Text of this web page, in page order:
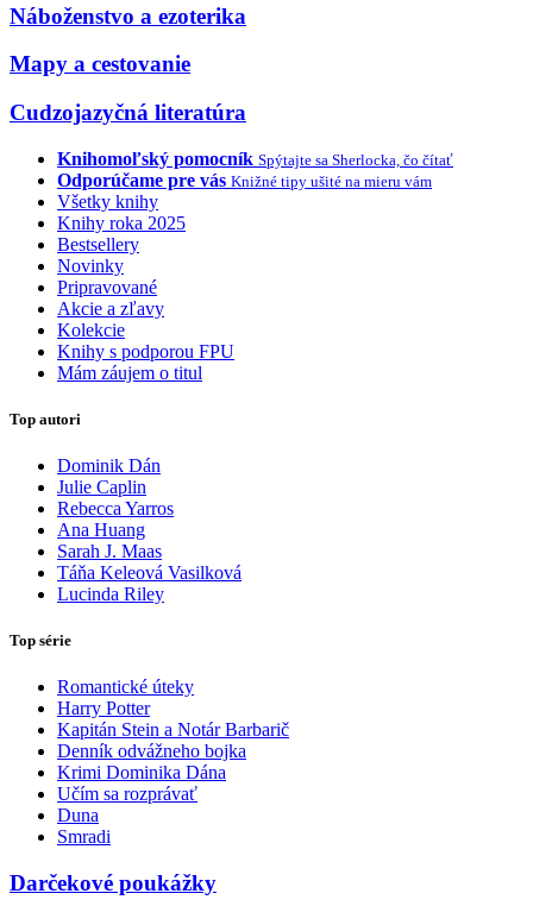
Náboženstvo a ezoterika
Mapy a cestovanie
Cudzojazyčná literatúra
Knihomoľský pomocník Spýtajte sa Sherlocka, čo čítať
Odporúčame pre vás Knižné tipy ušité na mieru vám
Všetky knihy
Knihy roka 2025
Bestsellery
Novinky
Pripravované
Akcie a zľavy
Kolekcie
Knihy s podporou FPU
Mám záujem o titul
Top autori
Dominik Dán
Julie Caplin
Rebecca Yarros
Ana Huang
Sarah J. Maas
Táňa Keleová Vasilková
Lucinda Riley
Top série
Romantické úteky
Harry Potter
Kapitán Stein a Notár Barbarič
Denník odvážneho bojka
Krimi Dominika Dána
Učím sa rozprávať
Duna
Smradi
Darčekové poukážky